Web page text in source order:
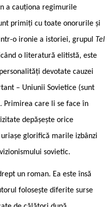
a cauționa regimurile
primiți cu toate onorurile și
o ironie a istoriei, grupul Tel
o literatură elitistă, este
devotate cauzei
– Uniunii Sovietice (sunt
Primirea care li se face în
depășește orice
glorifică marile izbânzi
sovietic.
un roman. Ea este însă
folosește diferite surse